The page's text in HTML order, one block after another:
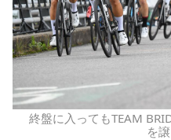
終盤に入ってもTEAM
を